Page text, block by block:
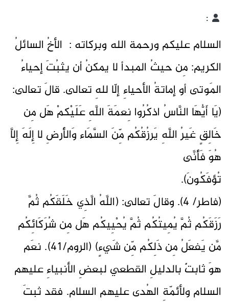
:
السلام عليكم ورحمة الله وبركاته : الأخُ السائلُ
الكريم: مِن حيثُ المبدأ لا يمكنُ أن يثبُتَ إحياءُ
المَوتى أو إماتةُ الأحياءِ إلّا للهِ تعالى. قالَ تعالى:
(يَا أَيُّهَا النَّاسُ اذكُرُوا نِعمَةَ اللَّهِ عَلَيْكمْ هَل مِن
خَالِقٍ غَيرُ اللَّهِ يَرزُقُكُم مِّنَ السَّمَاء وَالأَرضِ لا إِلَهَ إِلاَّ
هُوَ فَأَنَّى
(فاطر/ 4). وقالَ تعالى: (اللَّهُ الَّذِي خَلَقَكُم ثُمَّ
رَزَقَكُم ثُمَّ يُمِيتُكُم ثُمَّ يُحْيِيكُم هَل مِن شُرَكَائِكُم
مَّن يَفعَلُ مِن ذَلِكُم مِّن شَيءٍ) (الروم/41). نعَم
هوَ ثابتٌ بالدليلِ القطعي لبعضِ الأنبياءِ عليهم
السلام ولأئمّةِ الهُدى عليهم السلام. فقد ثبتَ